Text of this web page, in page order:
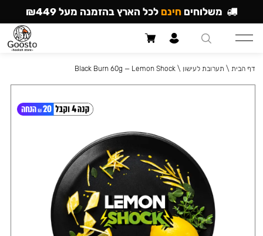
דף הבית \ תערובת לעישון \
Black Burn 60g — Lemon Shock
משלוחים חינם לכל הארץ בהזמנה מעל ₪449